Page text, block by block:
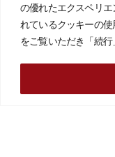
の優れたエクスペリ
れているクッキーの
をご覧いただき「続行
【本社】 〒491-0074 愛
TEL:0586-73-8300(代)